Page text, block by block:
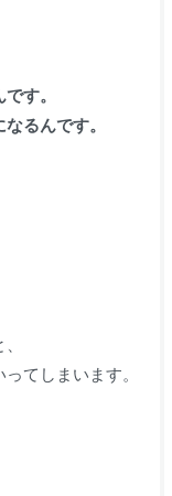
す。
るんです。
てしまいます。